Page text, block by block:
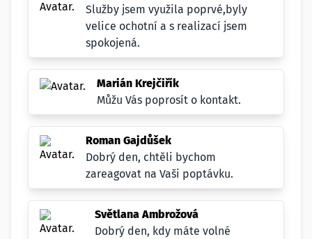
Služby jsem využila poprvé,byly
velice ochotní a s realizací jsem
spokojená.
Marián Krejčiřík
Můžu Vás poprosít o kontakt.
Roman Gajdůšek
Dobrý den, chtěli bychom
zareagovat na Vaši poptávku.
Světlana Ambrožová
Dobrý den, kdy máte volné